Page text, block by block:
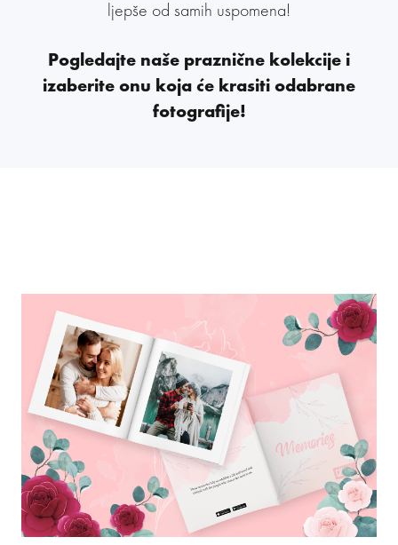
ljepše od samih uspomena!
Pogledajte naše praznične kolekcije i
izaberite onu koja će krasiti odabrane
fotografije!